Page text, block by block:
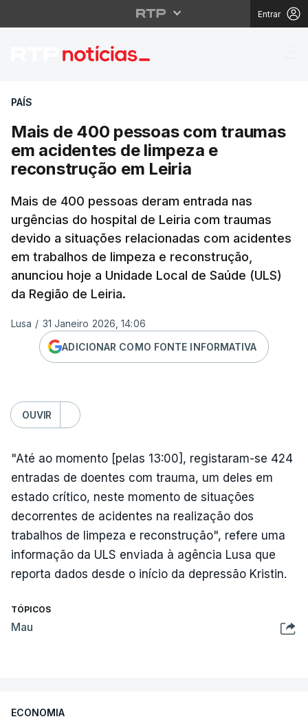
Entrar
Mais de 400 pessoas
PAÍS
Mais de 400 pessoas com traumas
em acidentes de limpeza e
reconstrução em Leiria
Mais de 400 pessoas deram entrada nas
urgências do hospital de Leiria com traumas
devido a situações relacionadas com acidentes
em trabalhos de limpeza e reconstrução,
anunciou hoje a Unidade Local de Saúde (ULS)
da Região de Leiria.
Lusa / 31 Janeiro 2026, 14:06
ADICIONAR COMO FONTE INFORMATIVA
OUVIR
"Até ao momento [pelas 13:00], registaram-se 424
entradas de doentes com trauma, um deles em
estado crítico, neste momento de situações
decorrentes de acidentes na realização dos
trabalhos de limpeza e reconstrução", refere uma
informação da ULS enviada à agência Lusa que
reporta dados desde o início da depressão Kristin.
TÓPICOS
Mau
ECONOMIA